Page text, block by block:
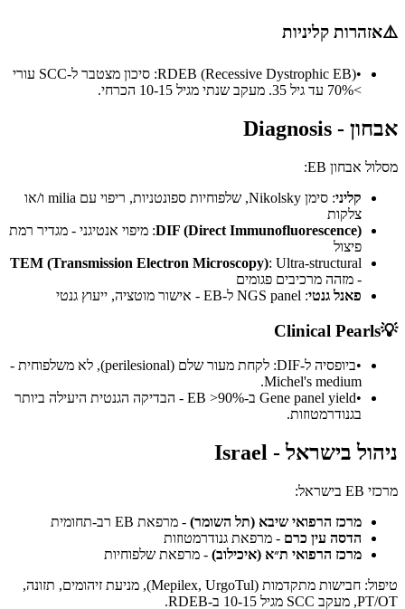
⚠️אזהרות קליניות
•
RDEB (Recessive Dystrophic EB): סיכון מצטבר ל-SCC עורי
>70% עד גיל 35. מעקב שנתי מגיל 10-15 הכרחי.
אבחון - Diagnosis
מסלול אבחון EB:
קליני
: סימן Nikolsky, שלפוחיות ספונטניות, ריפוי עם milia ו/או
צלקות
DIF (Direct Immunofluorescence): מיפוי אנטיגני - מגדיר רמת
פיצול
TEM (Transmission Electron Microscopy): Ultra-structural
- מזהה מרכיבים פגומים
פאנל גנטי: NGS panel ל-EB - אישור מוטציה, ייעוץ גנטי
💡
Clinical Pearls
•
ביופסיה ל-DIF: לקחת מעור שלם (perilesional), לא משלפוחית -
Michel's medium.
•
Gene panel yield ב-EB >90% - הבדיקה הגנטית היעילה ביותר
בגנודרמטוזות.
ניהול בישראל - Israel
מרכזי EB בישראל:
מרכז הרפואי שיבא (תל השומר) - מרפאת EB רב-תחומית
הדסה עין כרם - מרפאת גנודרמטוזות
מרכז הרפואי ת״א (איכילוב) - מרפאת שלפוחיות
טיפול: חבישות מתקדמות (Mepilex, UrgoTul), מניעת זיהומים, תזונה,
PT/OT, מעקב SCC מגיל 10-15 ב-RDEB.